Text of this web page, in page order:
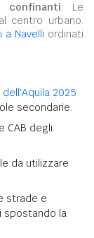
confinanti. Le
centro urbano.
Navelli ordinati
2025
secondarie.
CAB degli
da utilizzare
strade e
spostando la